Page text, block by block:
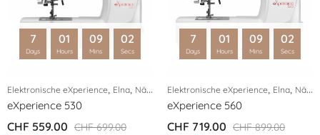
Elektronische eXperience, Elna, Nähmaschinen
eXperience 530
CHF 559.00 CHF699.00
7
Days
01
Hours
09
Mins
01
Secs
Elektronische eXperience, Elna, Nähmaschinen
eXperience 560
CHF 719.00 CHF899.00
7
Days
01
Hours
09
Mins
01
Secs